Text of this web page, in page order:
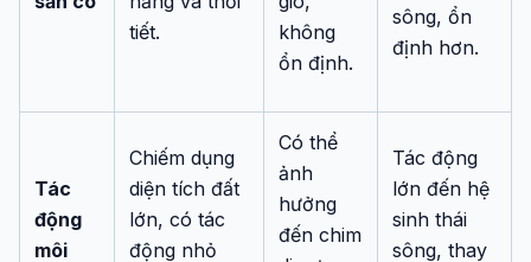
tiết.
không
ổn định.
sông, ổn
định hơn.
Tác
động
môi
Chiếm dụng
diện tích đất
lớn, có tác
động nhỏ
Có thể
ảnh
hưởng
đến chim
Tác động
lớn đến hệ
sinh thái
sông, thay